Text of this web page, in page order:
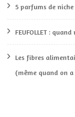
5 parfums de
FEUFOLLET :
Les fibres
(même quand on